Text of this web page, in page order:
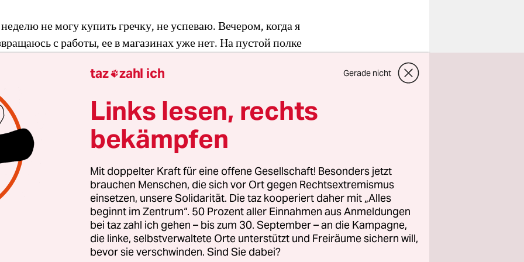
не могу купить гречку, не успеваю. Вечером, когда я
с работы, ее в магазинах уже нет. На пустой полке
что в любой сложной ситуации в России в первую очередь
Рис и пшено мало кого интересуют. Здесь шутят, что гречка
золото, люди вкладывают деньги.
und Frieden – ein Tagebuch
taz glaubt an das Recht auf Information. Damit möglichst viele
von den Auswirkungen des Kriegs in der Ukraine lesen
veröffentlich sie die Texte der Kolumne „Krieg und
auch auf Russisch. Hier finden sie die Kolumne auf
taz zahl ich Gerade nicht
Links lesen, rechts
bekämpfen
Mit doppelter Kraft für eine offene Gesellschaft! Besonders jetzt
brauchen Menschen, die sich vor Ort gegen Rechtsextremismus
einsetzen, unsere Solidarität. Die taz kooperiert daher mit „Alles
beginnt im Zentrum“. 50 Prozent aller Einnahmen aus Anmeldungen
bei taz zahl ich gehen – bis zum 30. September – an die Kampagne,
die linke, selbstverwaltete Orte unterstützt und Freiräume sichern will,
bevor sie verschwinden. Sind Sie dabei?